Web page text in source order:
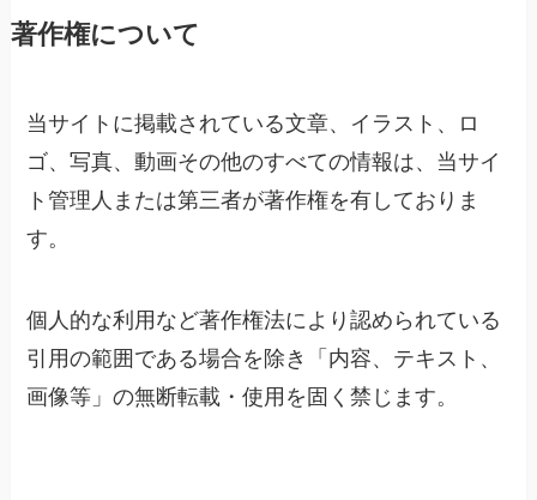
著作権について
当サイトに掲載されている文章、イラスト、ロ
ゴ、写真、動画その他のすべての情報は、当サイ
ト管理人または第三者が著作権を有しておりま
す。
個人的な利用など著作権法により認められている
引用の範囲である場合を除き「内容、テキスト、
画像等」の無断転載・使用を固く禁じます。